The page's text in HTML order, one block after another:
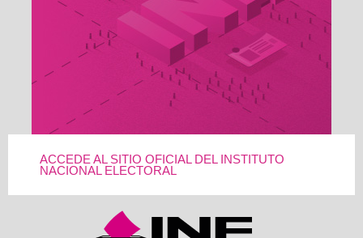
ACCEDE AL SITIO OFICIAL DEL INSTITUTO
NACIONAL ELECTORAL